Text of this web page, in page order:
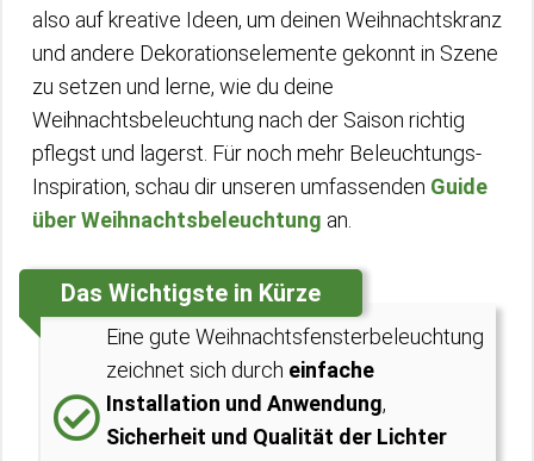
also auf kreative Ideen, um deinen Weihnachtskranz
und andere Dekorationselemente gekonnt in Szene
zu setzen und lerne, wie du deine
Weihnachtsbeleuchtung nach der Saison richtig
pflegst und lagerst. Für noch mehr Beleuchtungs-
Inspiration, schau dir unseren umfassenden Guide
über Weihnachtsbeleuchtung an.
Das Wichtigste in Kürze
Eine gute Weihnachtsfensterbeleuchtung
zeichnet sich durch einfache
Installation und Anwendung,
Sicherheit und Qualität der Lichter